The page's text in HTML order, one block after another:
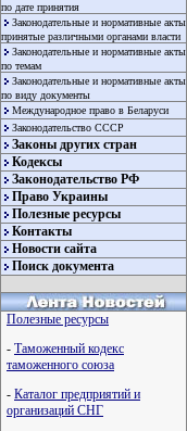
по дате принятия
Законодательные и нормативные акты
принятые различными органами власти
Законодательные и нормативные акты
по темам
Законодательные и нормативные акты
по виду документы
Международное право в Беларуси
Законодательство СССР
Законы других стран
Кодексы
Законодательство РФ
Право Украины
Полезные ресурсы
Контакты
Новости сайта
Поиск документа
Полезные ресурсы
- Таможенный кодекс
таможенного союза
- Каталог предприятий и
организаций СНГ